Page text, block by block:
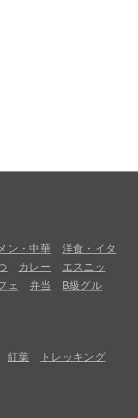
ン・中華
洋食・イタ
カレー
エスニッ
ェ 弁当
B級グル
紅葉
トレッキング